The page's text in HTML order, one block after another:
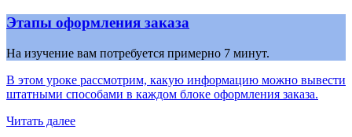
Этапы оформления заказа
На изучение вам потребуется примерно 7 минут.
В этом уроке рассмотрим, какую информацию можно вывести
штатными способами в каждом блоке оформления заказа.
Читать далее